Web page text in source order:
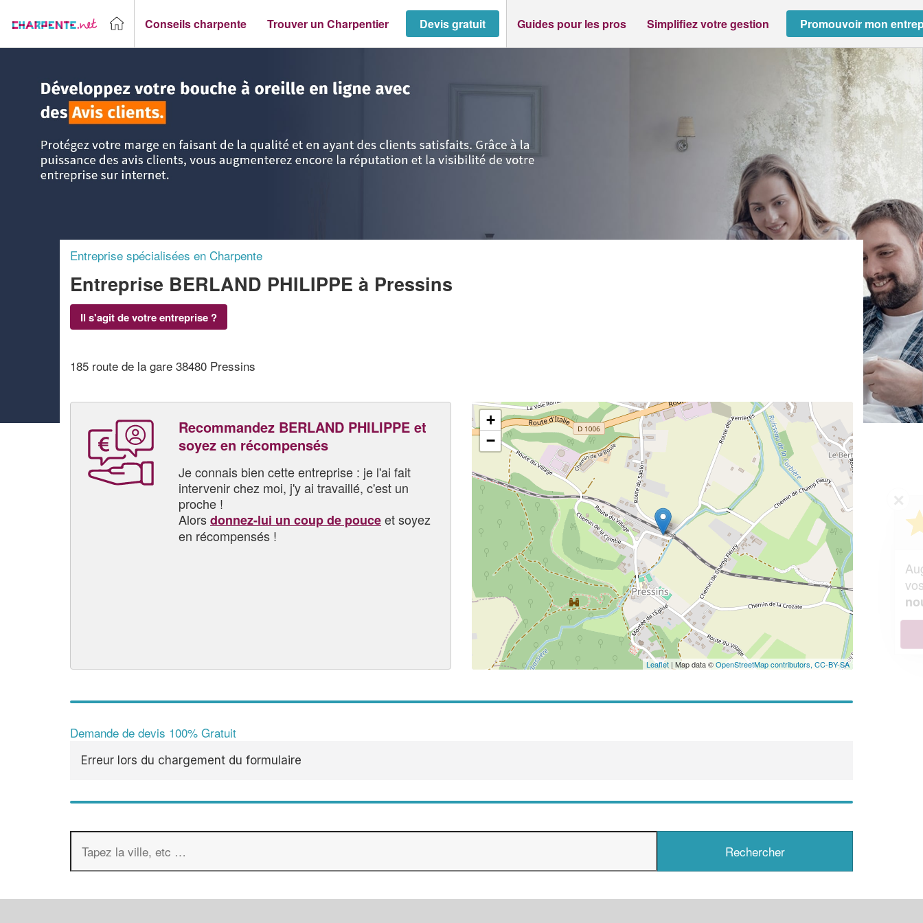
Conseils charpente Trouver un Charpentier Devis gratuit Guides pour les pros Simplifiez votre gestion Promouvoir mon
Entreprise spécialisées en Charpente
Entreprise BERLAND PHILIPPE à Pressins
Il s'agit de votre entreprise ?
185 route de la gare 38480 Pressins
Recommandez BERLAND PHILIPPE et
soyez en récompensés
Je connais bien cette entreprise : je l'ai fait
intervenir chez moi, j'y ai travaillé, c'est un
proche !
Alorsdonnez-lui un coup de pouceet soyez
en récompensés !
+
−
Leaflet | Map data ©OpenStreetMap contributors, CC-BY-SA
Demande de devis 100% Gratuit
Erreur lors du chargement du formulaire
✕
Vous êtes un
professionnel ?
Augmentez votrechiffre d'affaires
vos
margestout en gagnant de
nouveaux clients!
En savoir plus